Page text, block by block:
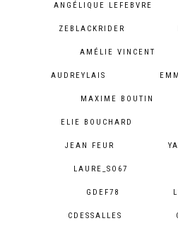
ANGÉLIQUE LEFEBVRE
ZEBLACKRIDER
AMÉLIE VINCENT
AUDREYLAIS
MAXIME BOUTIN
ELIE BOUCHARD
JEAN FEUR
LAURE_SO67
GDEF78
CDESSALLES